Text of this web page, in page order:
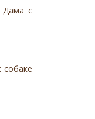
Дама с